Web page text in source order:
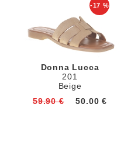
-17 %
Donna Lucca
201
Beige
59.90 €
50.00 €